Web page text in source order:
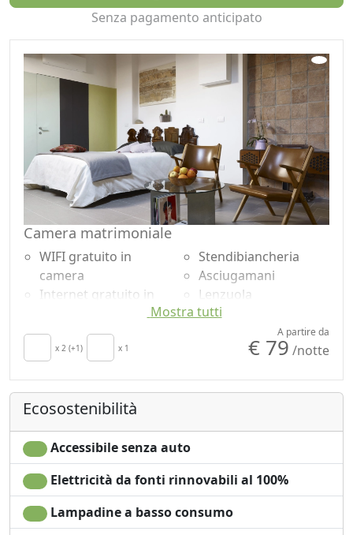
Senza pagamento anticipato
Camera matrimoniale
WIFI gratuito in
camera
Internet gratuito in
Colazione inclusa
TV in camera
Culla
Frigobar acceso su
richiesta per
risparmio energetico
Asciugacapelli
Terrazza
Stendibiancheria
Asciugamani
Lenzuola
Armadio o
Scrivania
Doccia
no monodose
indipendente
Mostra tutti
x 2 (+1) x 1
A partire da
€ 79 /notte
Ecosostenibilità
Accessibile senza auto
Elettricità da fonti rinnovabili al 100%
Lampadine a basso consumo